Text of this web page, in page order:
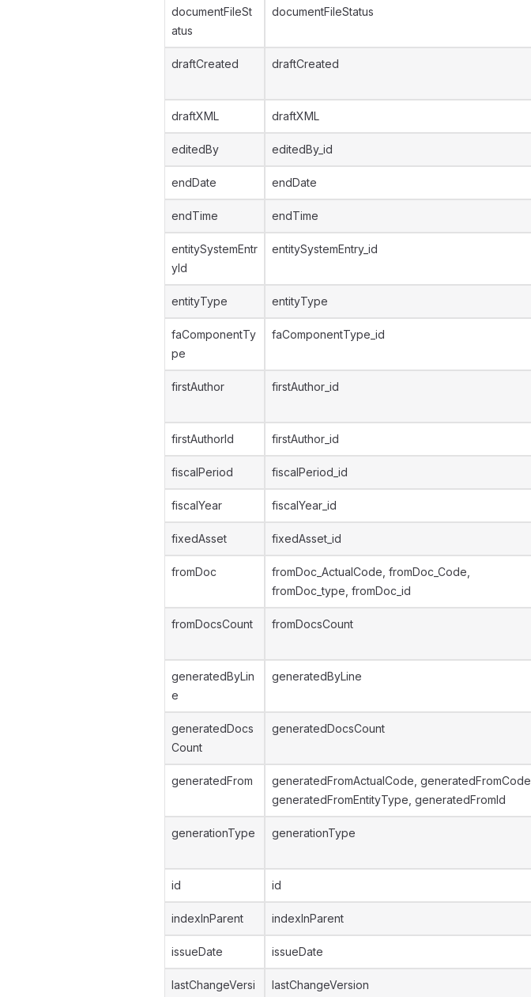
documentFileSt
atus
documentFileStatus
draftCreated draftCreated
draftXML draftXML
editedBy editedBy_id
endDate endDate
endTime endTime
entitySystemEntr
yId
entitySystemEntry_id
entityType entityType
faComponentTy
pe
faComponentType_id
firstAuthor firstAuthor_id
firstAuthorId firstAuthor_id
fiscalPeriod fiscalPeriod_id
fiscalYear fiscalYear_id
fixedAsset fixedAsset_id
fromDoc
fromDoc_ActualCode, fromDoc_Code,
fromDoc_type, fromDoc_id
fromDocsCount fromDocsCount
generatedByLin
e
generatedByLine
generatedDocs
Count
generatedDocsCount
generatedFrom
generatedFromActualCode, generatedFromCode,
generatedFromEntityType, generatedFromId
generationType generationType
id id
indexInParent indexInParent
issueDate issueDate
lastChangeVersi lastChangeVersion